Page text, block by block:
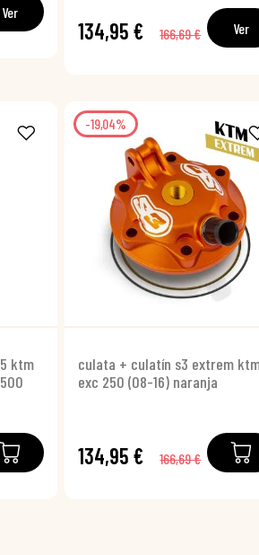
Ver
134,95 € 166,69 € Ver
ktm
-19,04%
culata + culatín s3 extrem
exc 250 (08-16) naranja
134,95 € 166,69 €